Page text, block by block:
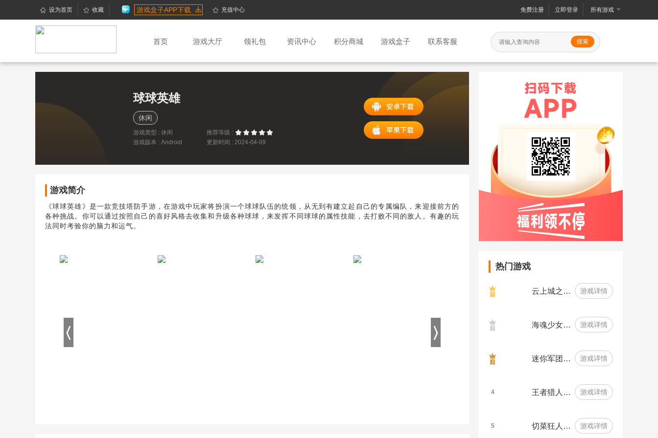
设为首页 收藏 游戏盒子APP下载 充值中心 所有游戏
立即登录
免费注册
首页 游戏大厅 领礼包 资讯中心 积分商城 游戏盒子 联系客服
球球英雄
休闲
游戏类型 : 休闲
游戏版本 : Android
推荐等级 :
更新时间 : 2024-04-09
游戏简介
《球球英雄》是一款竞技塔防手游，在游戏中玩家将扮演一个球球队伍的统领，从无到有建立起自己的专属编队，来迎接前方的
各种挑战。你可以通过按照自己的喜好风格去收集和升级各种球球，来发挥不同球球的属性技能，去打败不同的敌人。有趣的玩
法同时考验你的脑力和运气。
热门游戏
云上城之… 游戏详情
海魂少女… 游戏详情
迷你军团… 游戏详情
4 王者猎人… 游戏详情
5 切菜狂人… 游戏详情